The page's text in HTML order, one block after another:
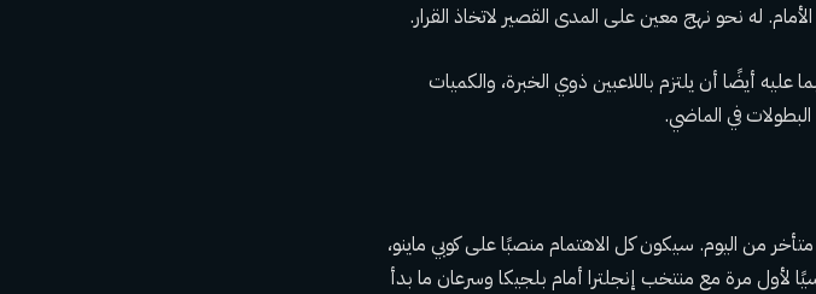
له نحو نهج معين على المدى القصير لاتخاذ القرار.
عليه أيضًا أن يلتزم باللاعبين ذوي الخبرة، والكميات
في الماضي.
من اليوم. سيكون كل الاهتمام منصبًا على كوبي ماينو،
عامًا والذي شارك أساسيًا لأول مرة مع منتخب إنجلترا أمام بلجيكا وسرعان ما بدأ